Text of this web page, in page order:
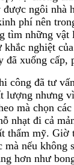
ngôi nhà
phí nên
tìm những vật
khắc nghiệt
đã xuống cấp,
công đã tư
lượng nhưng
mà chọn
nhạt đi cả
thẩm mỹ. Giờ
nếu không
hơn như